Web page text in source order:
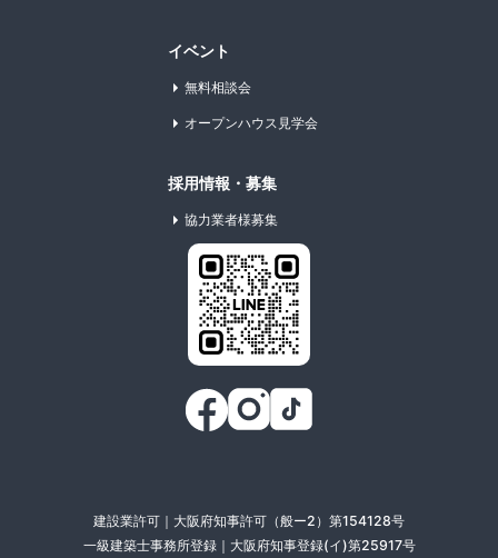
イベント
無料相談会
オープンハウス見学会
採用情報・募集
協力業者様募集
建設業許可｜大阪府知事許可（般ー2）第154128号
一級建築士事務所登録｜大阪府知事登録(イ)第25917号